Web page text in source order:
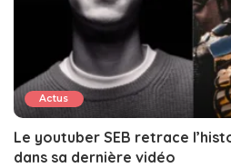
Actus
Le youtuber SEB retrace
dans sa dernière vidéo